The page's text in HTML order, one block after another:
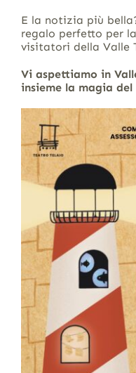
E la notizia più
regalo perfetto per
visitatori della Valle
Vi aspettiamo in
insieme la magia del